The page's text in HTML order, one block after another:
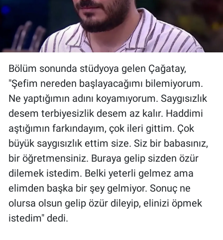
Bölüm sonunda stüdyoya gelen Çağatay,
"Şefim nereden başlayacağımı bilemiyorum.
Ne yaptığımın adını koyamıyorum. Saygısızlık
desem terbiyesizlik desem az kalır. Haddimi
aştığımın farkındayım, çok ileri gittim. Çok
büyük saygısızlık ettim size. Siz bir babasınız,
bir öğretmensiniz. Buraya gelip sizden özür
dilemek istedim. Belki yeterli gelmez ama
elimden başka bir şey gelmiyor. Sonuç ne
olursa olsun gelip özür dileyip, elinizi öpmek
istedim" dedi.
Türkiye'nin Geleceği
Türkiye'nin Gündemi
Yerel Yaşam
Canlı Yayın